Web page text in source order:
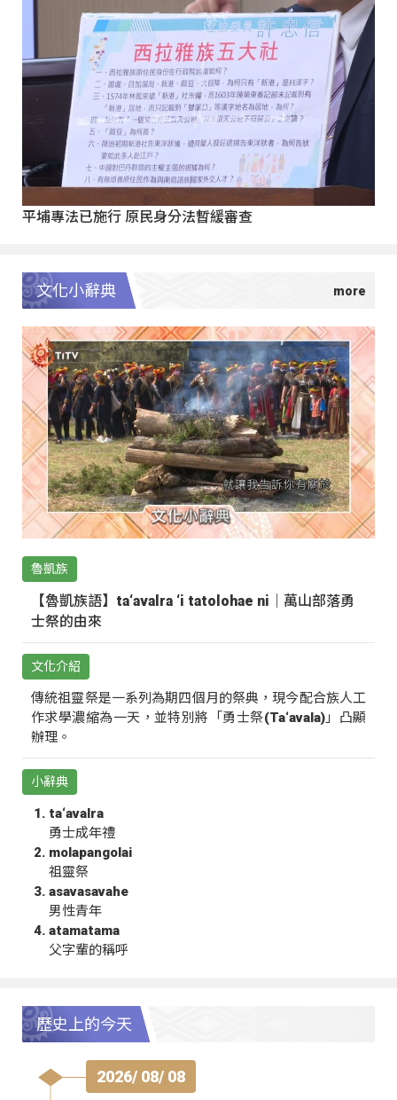
平埔專法已施行 原民身分法暫緩審查
文化小辭典
魯凱族
【魯凱族語】ta‘avalra ‘i tatolohae ni｜萬山部落勇
士祭的由來
文化介紹
傳統祖靈祭是一系列為期四個月的祭典，現今配合族人工
作求學濃縮為一天，並特別將「勇士祭(Ta‘avala)」凸顯
辦理。
小辭典
ta‘avalra
勇士成年禮
molapangolai
祖靈祭
asavasavahe
男性青年
atamatama
父字輩的稱呼
歷史上的今天
2026/ 08/ 08